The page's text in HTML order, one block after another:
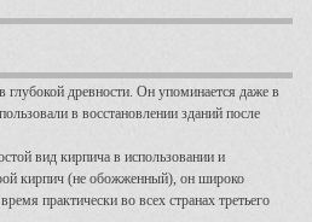
глубокой древности. Он упоминается даже в
в восстановлении зданий после
вид кирпича в использовании и
кирпич (не обожженный), он широко
практически во всех странах третьего